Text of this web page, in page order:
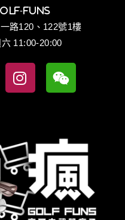
funs
路120、122號1樓
11:00-20:00